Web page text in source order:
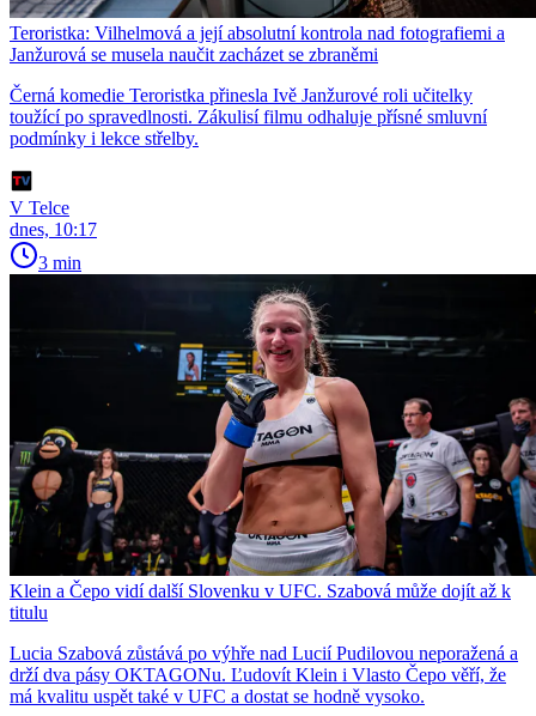
Teroristka: Vilhelmová a její absolutní kontrola nad fotografiemi a
Janžurová se musela naučit zacházet se zbraněmi
Černá komedie Teroristka přinesla Ivě Janžurové roli učitelky
toužící po spravedlnosti. Zákulisí filmu odhaluje přísné smluvní
podmínky i lekce střelby.
V Telce
dnes, 10:17
3 min
Klein a Čepo vidí další Slovenku v UFC. Szabová může dojít až k
titulu
Lucia Szabová zůstává po výhře nad Lucií Pudilovou neporažená a
drží dva pásy OKTAGONu. Ľudovít Klein i Vlasto Čepo věří, že
má kvalitu uspět také v UFC a dostat se hodně vysoko.